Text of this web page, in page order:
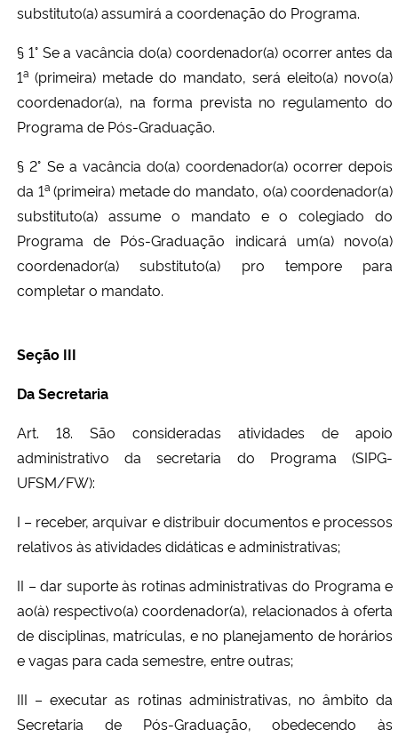
substituto(a) assumirá a coordenação do Programa.
§ 1° Se a vacância do(a) coordenador(a) ocorrer antes da
1a (primeira) metade do mandato, será eleito(a) novo(a)
coordenador(a), na forma prevista no regulamento do
Programa de Pós-Graduação.
§ 2° Se a vacância do(a) coordenador(a) ocorrer depois
da 1a (primeira) metade do mandato, o(a) coordenador(a)
substituto(a) assume o mandato e o colegiado do
Programa de Pós-Graduação indicará um(a) novo(a)
coordenador(a) substituto(a) pro tempore para
completar o mandato.
Seção III
Da Secretaria
Art. 18. São consideradas atividades de apoio
administrativo da secretaria do Programa(SIPG-
UFSM/FW):
I – receber, arquivar e distribuir documentos e processos
relativos às atividades didáticas e administrativas;
II – dar suporte às rotinas administrativas do Programa e
ao(à) respectivo(a) coordenador(a), relacionados à oferta
de disciplinas, matrículas, e no planejamento de horários
e vagas para cada semestre, entre outras;
III – executar as rotinas administrativas, no âmbito da
Secretaria de Pós-Graduação, obedecendo às